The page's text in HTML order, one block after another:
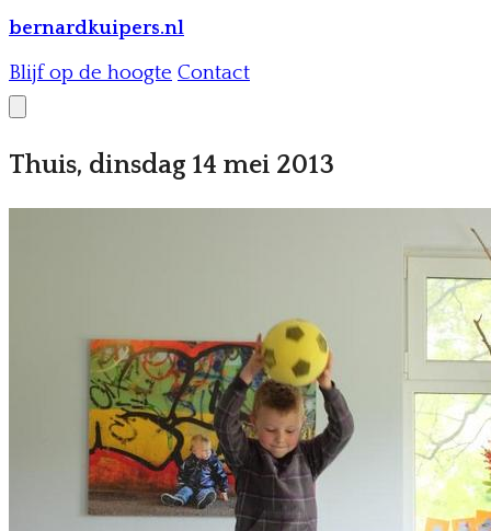
bernardkuipers.nl
Blijf op de hoogte Contact
Thuis, dinsdag 14 mei 2013